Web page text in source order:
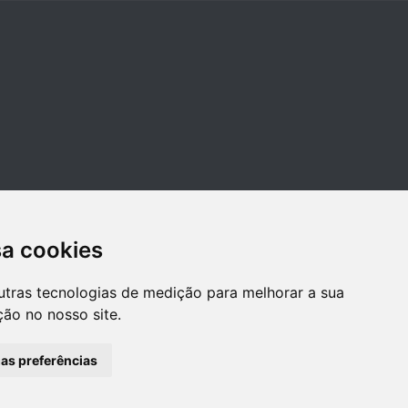
cookies
tecnologias de medição para melhorar a sua
no nosso site.
preferências